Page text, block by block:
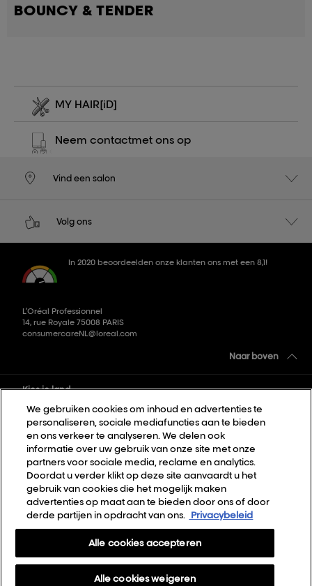
BOUNCY & TENDER
MY HAIR[iD]
Neem contactmet ons op
Vind een salon
Volg ons
In 2020 beoordeelden onze klanten ons met een 8,1!
L’Oréal Professionnel
14, rue Royale 75008 PARIS
consumercareNL@loreal.com
Naar boven
Kies je land
Sitemap
Algemene voorwaarden
Privacybeleid
Cookie Settings
Over Ons
Nieuwsbrief
We gebruiken cookies om inhoud en advertenties te
personaliseren, sociale mediafuncties aan te bieden
en ons verkeer te analyseren. We delen ook
informatie over uw gebruik van onze site met onze
partners voor sociale media, reclame en analytics.
Doordat u verder klikt op deze site aanvaardt u het
gebruik van cookies die het mogelijk maken
advertenties op maat aan te bieden door ons of door
derde partijen in opdracht van ons.
Privacybeleid
Alle cookies weigeren
Alle cookies accepteren